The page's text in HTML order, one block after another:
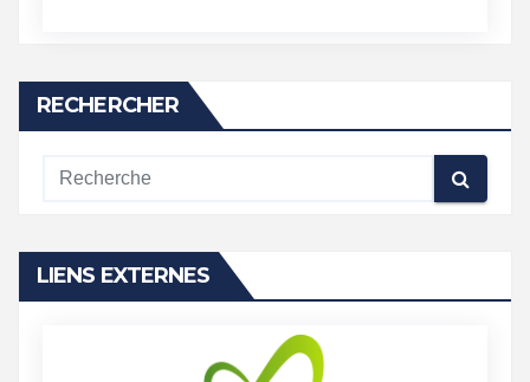
RECHERCHER
LIENS EXTERNES